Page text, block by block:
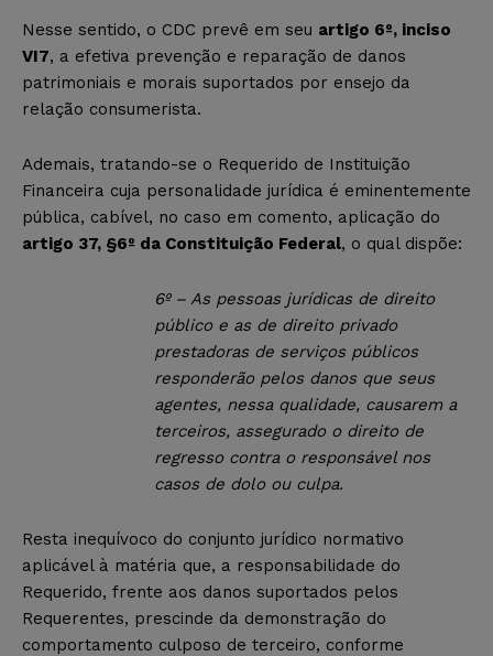
Nesse sentido, o CDC prevê em seu artigo 6º, inciso
VI7, a efetiva prevenção e reparação de danos
patrimoniais e morais suportados por ensejo da
relação consumerista.
Ademais, tratando-se o Requerido de Instituição
Financeira cuja personalidade jurídica é eminentemente
pública, cabível, no caso em comento, aplicação do
artigo 37, §6º da Constituição Federal, o qual dispõe:
6º – As pessoas jurídicas de direito
público e as de direito privado
prestadoras de serviços públicos
responderão pelos danos que seus
agentes, nessa qualidade, causarem a
terceiros, assegurado o direito de
regresso contra o responsável nos
casos de dolo ou culpa.
Resta inequívoco do conjunto jurídico normativo
aplicável à matéria que, a responsabilidade do
Requerido, frente aos danos suportados pelos
Requerentes, prescinde da demonstração do
comportamento culposo de terceiro, conforme